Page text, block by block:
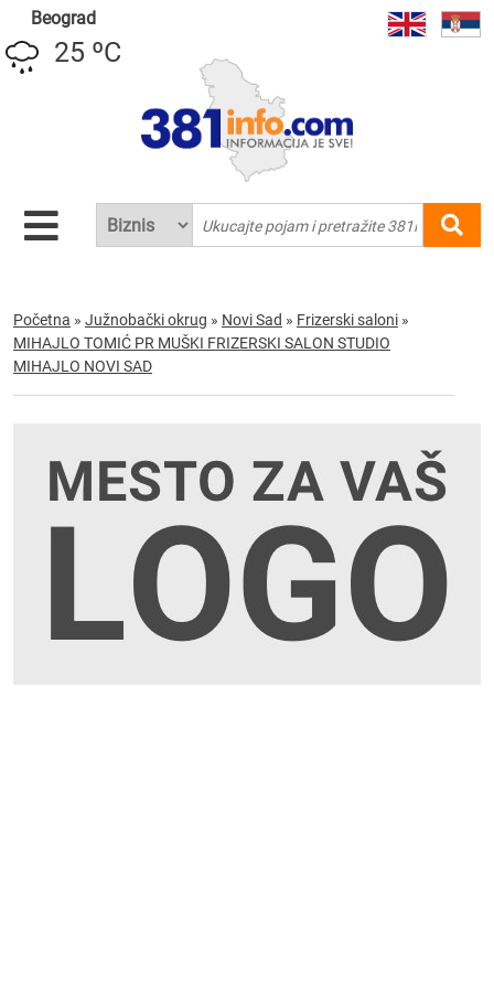
Beograd
25 ºC
Početna » Južnobački okrug » Novi Sad » Frizerski saloni »
MIHAJLO TOMIĆ PR MUŠKI FRIZERSKI SALON STUDIO
MIHAJLO NOVI SAD